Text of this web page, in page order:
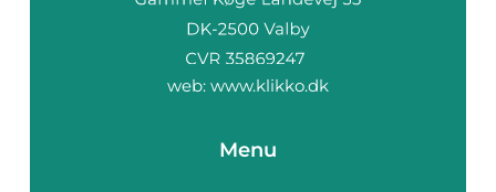
web: www.klikko.dk
Menu